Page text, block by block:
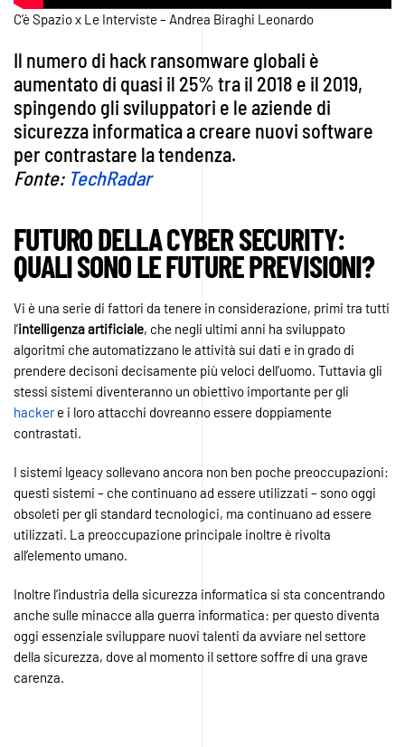
C’è Spazio x Le Interviste – Andrea Biraghi Leonardo
Il numero di hack ransomware globali è
aumentato di quasi il 25% tra il 2018 e il 2019,
spingendo gli sviluppatori e le aziende di
sicurezza informatica a creare nuovi software
per contrastare la tendenza.
Fonte: TechRadar
FUTURO DELLA CYBER SECURITY:
QUALI SONO LE FUTURE PREVISIONI?
Vi è una serie di fattori da tenere in considerazione, primi tra tutti
l’intelligenza artificiale, che negli ultimi anni ha sviluppato
algoritmi che automatizzano le attività sui dati e in grado di
prendere decisoni decisamente più veloci dell’uomo. Tuttavia gli
stessi sistemi diventeranno un obiettivo importante per gli
hackere i loro attacchi dovreanno essere doppiamente
contrastati.
I sistemi lgeacy sollevano ancora non ben poche preoccupazioni:
questi sistemi – che continuano ad essere utilizzati – sono oggi
obsoleti per gli standard tecnologici, ma continuano ad essere
utilizzati. La preoccupazione principale inoltre è rivolta
all’elemento umano.
Inoltre l’industria della sicurezza informatica si sta concentrando
anche sulle minacce alla guerra informatica: per questo diventa
oggi essenziale sviluppare nuovi talenti da avviare nel settore
della sicurezza, dove al momento il settore soffre di una grave
carenza.